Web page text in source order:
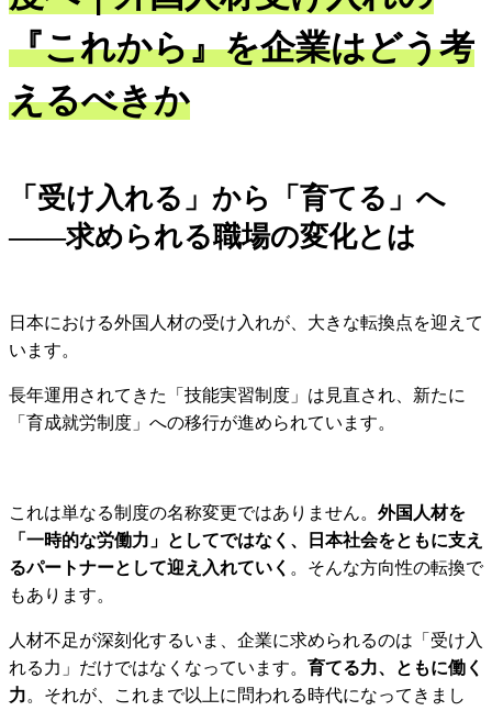
『これから』を企業はどう考
えるべきか
「受け入れる」から「育てる」へ
――求められる職場の変化とは
日本における外国人材の受け入れが、大きな転換点を迎えて
います。
長年運用されてきた「技能実習制度」は見直され、新たに
「育成就労制度」への移行が進められています。
これは単なる制度の名称変更ではありません。 外国人材を
「一時的な労働力」としてではなく、日本社会をともに支え
るパートナーとして迎え入れていく 。そんな方向性の転換で
もあります。
人材不足が深刻化するいま、企業に求められるのは「受け入
れる力」だけではなくなっています。 育てる力、ともに働く
力。それが、これまで以上に問われる時代になってきまし